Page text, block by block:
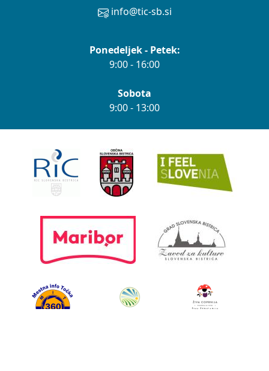
info@tic-sb.si
Ponedeljek - Petek:
9:00 - 16:00
Sobota
9:00 - 13:00